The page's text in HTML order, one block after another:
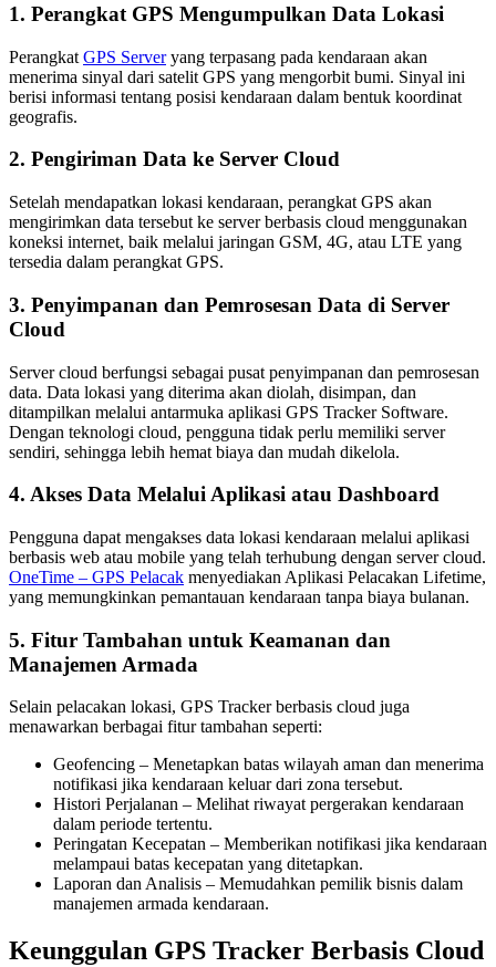
1. Perangkat GPS Mengumpulkan Data Lokasi
Perangkat GPS Serveryang terpasang pada kendaraan akan
menerima sinyal dari satelit GPS yang mengorbit bumi. Sinyal ini
berisi informasi tentang posisi kendaraan dalam bentuk koordinat
geografis.
2. Pengiriman Data ke Server Cloud
Setelah mendapatkan lokasi kendaraan, perangkat GPS akan
mengirimkan data tersebut ke server berbasis cloud menggunakan
koneksi internet, baik melalui jaringan GSM, 4G, atau LTE yang
tersedia dalam perangkat GPS.
3. Penyimpanan dan Pemrosesan Data di Server
Cloud
Server cloud berfungsi sebagai pusat penyimpanan dan pemrosesan
data. Data lokasi yang diterima akan diolah, disimpan, dan
ditampilkan melalui antarmuka aplikasi GPS Tracker Software.
Dengan teknologi cloud, pengguna tidak perlu memiliki server
sendiri, sehingga lebih hemat biaya dan mudah dikelola.
4. Akses Data Melalui Aplikasi atau Dashboard
Pengguna dapat mengakses data lokasi kendaraan melalui aplikasi
berbasis web atau mobile yang telah terhubung dengan server cloud.
OneTime – GPS Pelacak menyediakan Aplikasi Pelacakan Lifetime,
yang memungkinkan pemantauan kendaraan tanpa biaya bulanan.
5. Fitur Tambahan untuk Keamanan dan
Manajemen Armada
Selain pelacakan lokasi, GPS Tracker berbasis cloud juga
menawarkan berbagai fitur tambahan seperti:
Geofencing – Menetapkan batas wilayah aman dan menerima
notifikasi jika kendaraan keluar dari zona tersebut.
Histori Perjalanan – Melihat riwayat pergerakan kendaraan
dalam periode tertentu.
Peringatan Kecepatan – Memberikan notifikasi jika kendaraan
melampaui batas kecepatan yang ditetapkan.
Laporan dan Analisis – Memudahkan pemilik bisnis dalam
manajemen armada kendaraan.
Keunggulan GPS Tracker Berbasis Cloud